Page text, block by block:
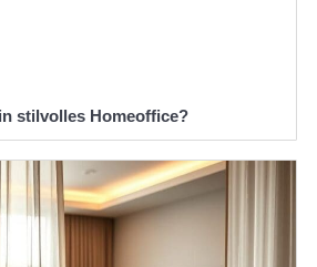
stilvolles Homeoffice?